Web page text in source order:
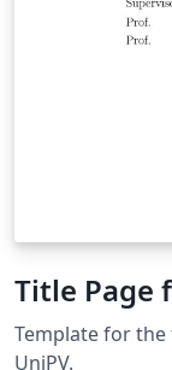
Title Page
Template for
UniPV.